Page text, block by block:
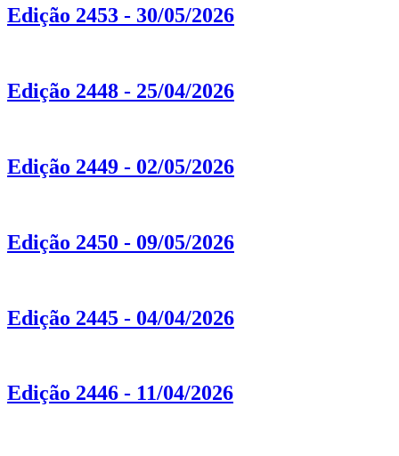
Edição 2453 - 30/05/2026
Edição 2448 - 25/04/2026
Edição 2449 - 02/05/2026
Edição 2450 - 09/05/2026
Edição 2445 - 04/04/2026
Edição 2446 - 11/04/2026